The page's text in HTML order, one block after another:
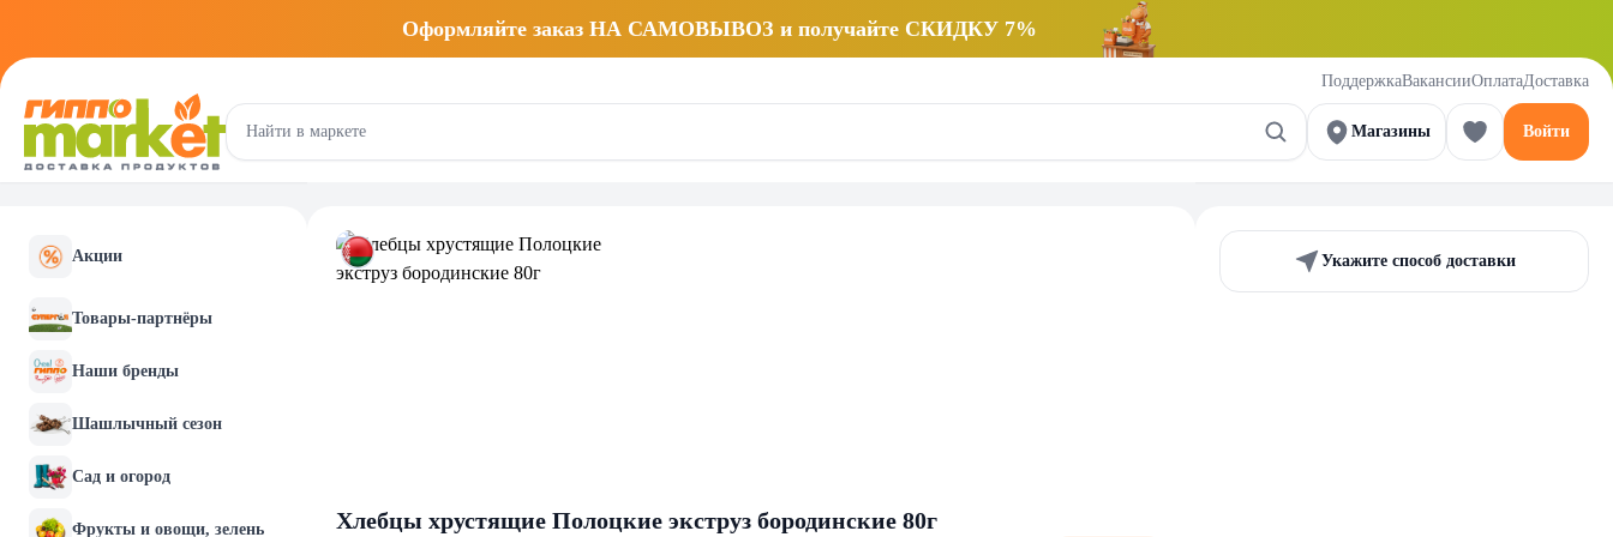
Оформляйте заказ НА САМОВЫВОЗ и получайте СКИДКУ 7%
ПоддержкаВакансииОплатаДоставка
Магазины Войти
Акции
Товары-партнёры
Наши бренды
Шашлычный сезон
Сад и огород
Фрукты и овощи, зелень
Хлебцы хрустящие Полоцкие экструз бородинские 80г
Укажите способ доставки